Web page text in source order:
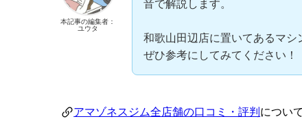
本記事の編集者：
ユウタ
音で解説します。
和歌山田辺店に置いてあるマシ
ぜひ参考にしてみてください！
アマゾネスジム全店舗の口コミ・評判 につい